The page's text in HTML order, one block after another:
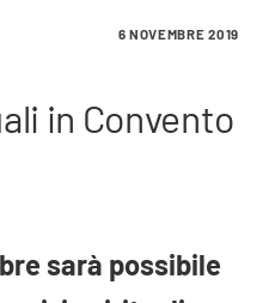
6 NOVEMBRE 2019
in Convento
sarà possibile